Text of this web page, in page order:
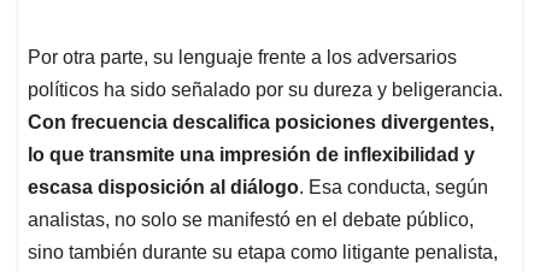
Por otra parte, su lenguaje frente a los adversarios
políticos ha sido señalado por su dureza y beligerancia.
Con frecuencia descalifica posiciones divergentes,
lo que transmite una impresión de inflexibilidad y
escasa disposición al diálogo. Esa conducta, según
analistas, no solo se manifestó en el debate público,
sino también durante su etapa como litigante penalista,